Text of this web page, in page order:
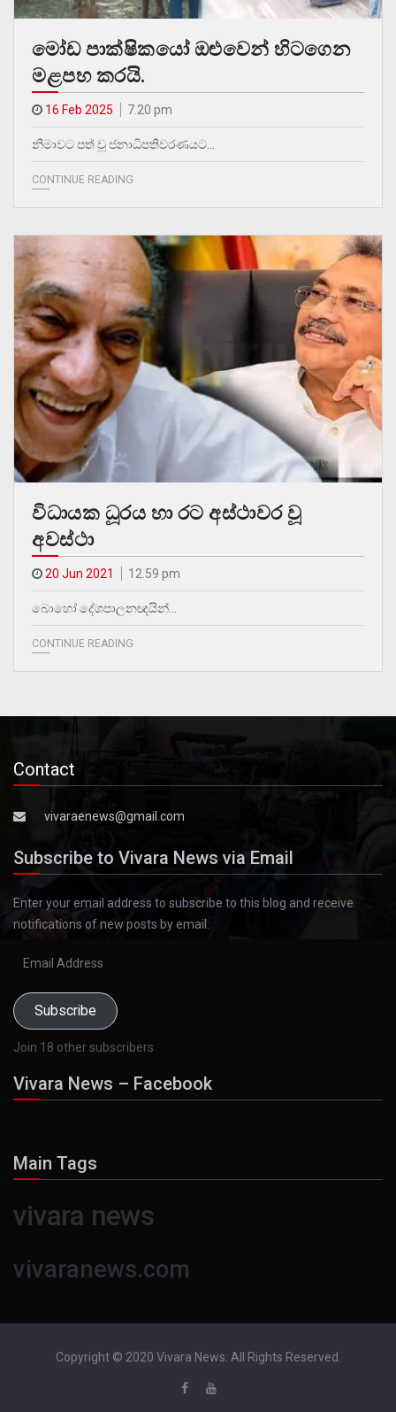
මෝඩ පාක්ෂිකයෝ ඔළුවෙන් හිටගෙන
මළපහ කරයි.
16 Feb 2025 7.20 pm
නිමාවට පත් වූ ජනාධිපතිවරණයට…
CONTINUE READING
විධායක ධූරය හා රට අස්ථාවර වූ
අවස්ථා
20 Jun 2021 12.59 pm
බොහෝ දේශපාලනඥයින්…
CONTINUE READING
Contact
vivaraenews@gmail.com
Subscribe to Vivara News via Email
Enter your email address to subscribe to this blog and receive
notifications of new posts by email.
Subscribe
Join 18 other subscribers
Vivara News – Facebook
Main Tags
vivara news
vivaranews.com
Copyright © 2020 Vivara News. All Rights Reserved.